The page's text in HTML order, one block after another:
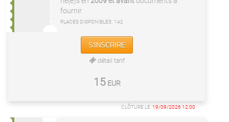
fournir
PLACES DISPONIBLES: 142
S'INSCRIRE
détail tarif
15 EUR
CLÔTURE LE:19/09/2026 12:00